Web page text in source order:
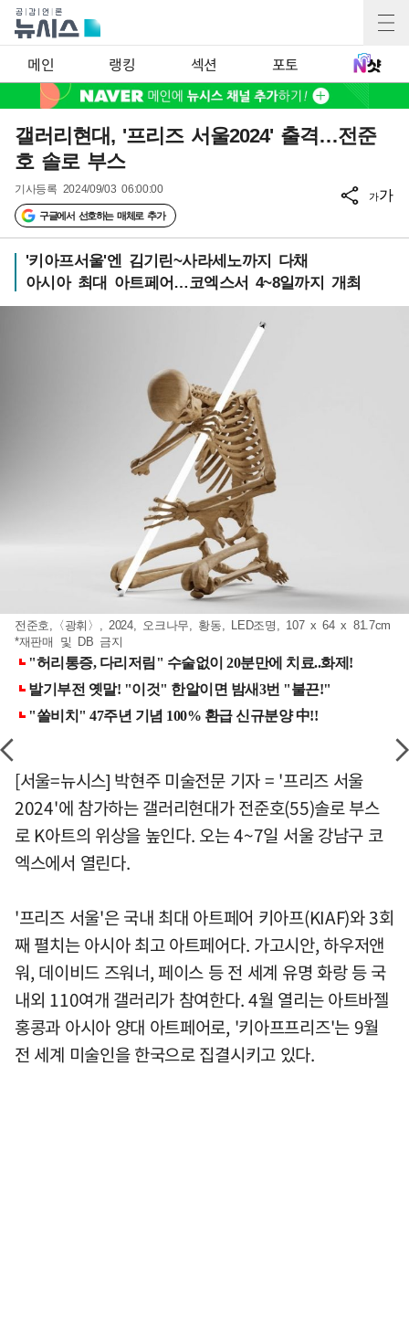
메인 랭킹 섹션 포토
갤러리현대, '프리즈 서울2024' 출격…전준
호 솔로 부스
기사등록 2024/09/03 06:00:00
구글에서 선호하는 매체로 추가
가가
'키아프서울'엔 김기린~사라세노까지 다채
아시아 최대 아트페어…코엑스서 4~8일까지 개최
전준호,〈광휘〉, 2024, 오크나무, 황동, LED조명, 107 x 64 x 81.7cm
*재판매 및 DB 금지
[서울=뉴시스] 박현주 미술전문 기자 = '프리즈 서울
2024'에 참가하는 갤러리현대가 전준호(55)솔로 부스
로 K아트의 위상을 높인다. 오는 4~7일 서울 강남구 코
엑스에서 열린다.
'프리즈 서울'은 국내 최대 아트페어 키아프(KIAF)와 3회
째 펼치는 아시아 최고 아트페어다. 가고시안, 하우저앤
워, 데이비드 즈워너, 페이스 등 전 세계 유명 화랑 등 국
내외 110여개 갤러리가 참여한다. 4월 열리는 아트바젤
홍콩과 아시아 양대 아트페어로, '키아프프리즈'는 9월
전 세계 미술인을 한국으로 집결시키고 있다.